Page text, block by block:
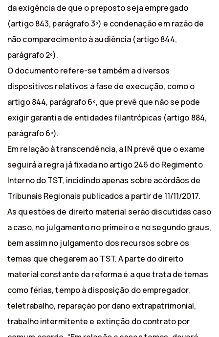
da exigência de que o preposto seja empregado
(artigo 843, parágrafo 3º) e condenação em razão de
não comparecimento à audiência (artigo 844,
parágrafo 2º).
O documento refere-se também a diversos
dispositivos relativos à fase de execução, como o
artigo 844, parágrafo 6º, que prevê que não se pode
exigir garantia de entidades filantrópicas (artigo 884,
parágrafo 6º).
Em relação à transcendência, a IN prevê que o exame
seguirá a regra já fixada no artigo 246 do Regimento
Interno do TST, incidindo apenas sobre acórdãos de
Tribunais Regionais publicados a partir de 11/11/2017.
As questões de direito material serão discutidas caso
a caso, no julgamento no primeiro e no segundo graus,
bem assim no julgamento dos recursos sobre os
temas que chegarem ao TST. A parte do direito
material constante da reforma é a que trata de temas
como férias, tempo à disposição do empregador,
teletrabalho, reparação por dano extrapatrimonial,
trabalho intermitente e extinção do contrato por